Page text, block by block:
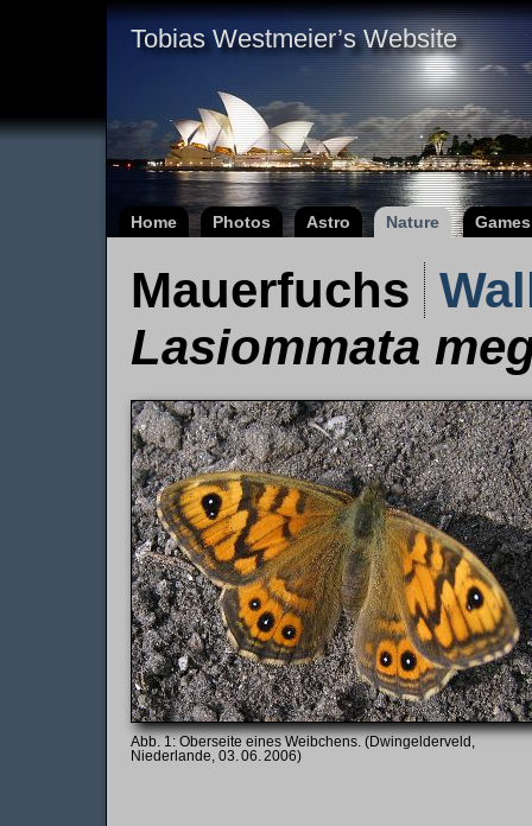
Tobias Westmeier’s Website
Home Photos Astro Nature Games
Mauerfuchs
Lasiommata
Oberseite eines Weibchens. (Dwingelderveld,
Niederlande, 03. 06. 2006)